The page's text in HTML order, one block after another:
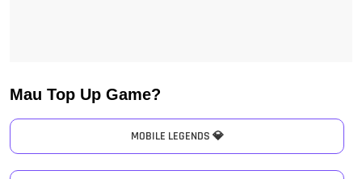
Mau Top Up Game?
MOBILE LEGENDS 💎